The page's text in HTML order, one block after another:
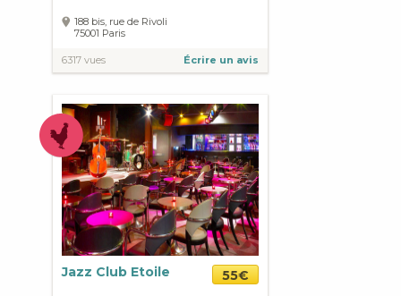
188 bis, rue de Rivoli
75001 Paris
6317 vues Écrire un avis
Jazz Club Etoile 55€